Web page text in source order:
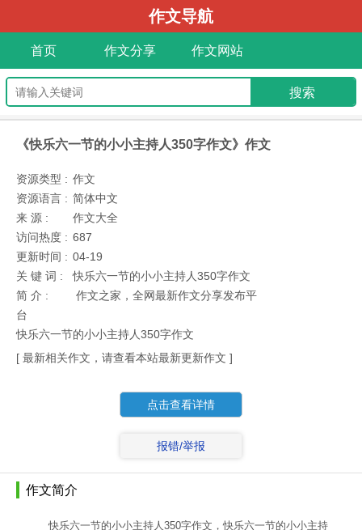
作文导航
首页 作文分享 作文网站
《快乐六一节的小小主持人350字作文》作文
资源类型 : 作文
资源语言 : 简体中文
来 源 :
作文大全
访问热度 : 687
更新时间 : 04-19
关 键 词 :
快乐六一节的小小主持人350字作文
简 介 :
作文之家，全网最新作文分享发布平
台
快乐六一节的小小主持人350字作文
[ 最新相关作文，请查看本站最新更新作文 ]
点击查看详情
报错/举报
作文简介
快乐六一节的小小主持人350字作文，快乐六一节的小小主持